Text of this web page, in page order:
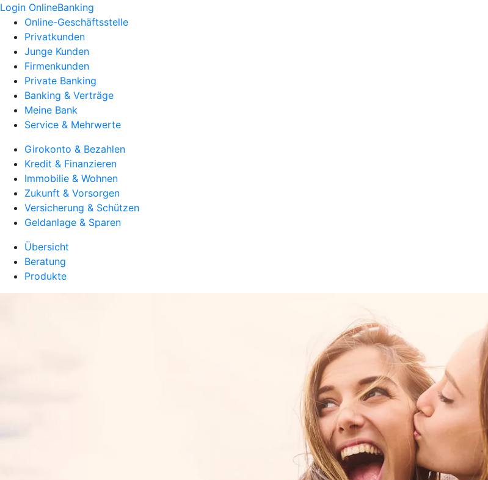
Login OnlineBanking
Online-Geschäftsstelle
Privatkunden
Junge Kunden
Firmenkunden
Private Banking
Banking & Verträge
Meine Bank
Service & Mehrwerte
Girokonto & Bezahlen
Kredit & Finanzieren
Immobilie & Wohnen
Zukunft & Vorsorgen
Versicherung & Schützen
Geldanlage & Sparen
Übersicht
Beratung
Produkte